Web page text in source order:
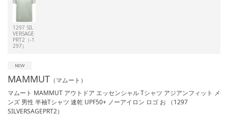
1297 SIL
VERSAGE
PRT2（-1
297）
MAMMUT （マムート）
マムート MAMMUT アウトドア エッセンシャル Tシャツ アジアンフィット メ
ンズ 男性 半袖Tシャツ 速乾 UPF50+ ノーアイロン ロゴ お （1297
SILVERSAGEPRT2）